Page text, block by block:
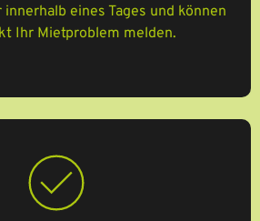
eines Tages und können
Ihr Mietproblem melden.